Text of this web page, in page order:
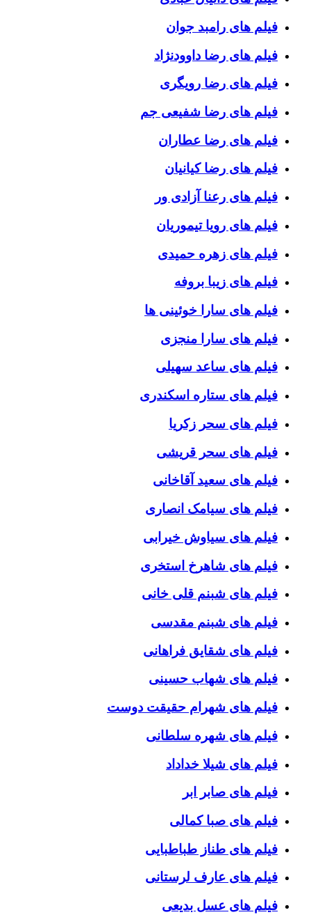
فیلم های رامبد جوان
فیلم های رضا داوودنژاد
فیلم های رضا رویگری
فیلم های رضا شفیعی جم
فیلم های رضا عطاران
فیلم های رضا کیانیان
فیلم های رعنا آزادی ور
فیلم های رویا تیموریان
فیلم های زهره حمیدی
فیلم های زیبا بروفه
فیلم های سارا خوئینی ها
فیلم های سارا منجزی
فیلم های ساعد سهیلی
فیلم های ستاره اسکندری
فیلم های سحر زکریا
فیلم های سحر قریشی
فیلم های سعید آقاخانی
فیلم های سیامک انصاری
فیلم های سیاوش خیرابی
فیلم های شاهرخ استخری
فیلم های شبنم قلی خانی
فیلم های شبنم مقدسی
فیلم های شقایق فراهانی
فیلم های شهاب حسینی
فیلم های شهرام حقیقت دوست
فیلم های شهره سلطانی
فیلم های شیلا خداداد
فیلم های صابر ابر
فیلم های صبا کمالی
فیلم های طناز طباطبایی
فیلم های عارف لرستانی
فیلم های عسل بدیعی